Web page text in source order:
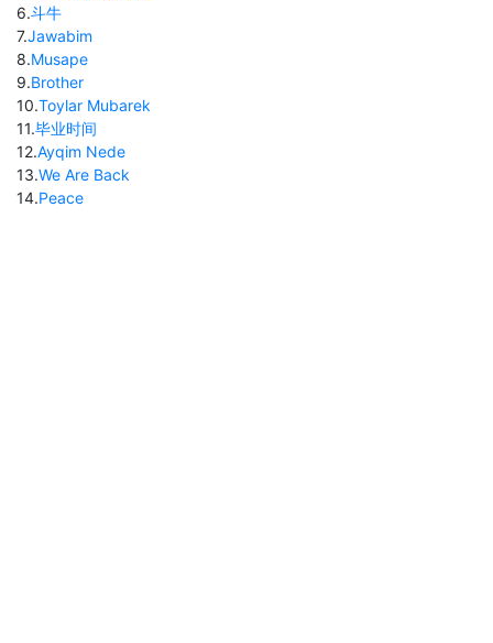
6.斗牛
7.Jawabim
8.Musape
9.Brother
10.Toylar Mubarek
11.毕业时间
12.Ayqim Nede
13.We Are Back
14.Peace